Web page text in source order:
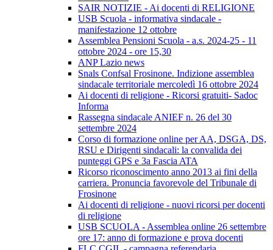
SAIR NOTIZIE - Ai docenti di RELIGIONE
USB Scuola - informativa sindacale -
manifestazione 12 ottobre
Assemblea Pensioni Scuola - a.s. 2024-25 - 11
ottobre 2024 - ore 15,30
ANP Lazio news
Snals Confsal Frosinone. Indizione assemblea
sindacale territoriale mercoledì 16 ottobre 2024
Ai docenti di religione - Ricorsi gratuiti- Sadoc
Informa
Rassegna sindacale ANIEF n. 26 del 30
settembre 2024
Corso di formazione online per AA, DSGA, DS,
RSU e Dirigenti sindacali: la convalida dei
punteggi GPS e 3a Fascia ATA
Ricorso riconoscimento anno 2013 ai fini della
carriera. Pronuncia favorevole del Tribunale di
Frosinone
Ai docenti di religione - nuovi ricorsi per docenti
di religione
USB SCUOLA - Assemblea online 26 settembre
ore 17: anno di formazione e prova docenti